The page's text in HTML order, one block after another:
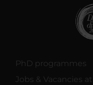
PhD programmes
Jobs & Vacancies